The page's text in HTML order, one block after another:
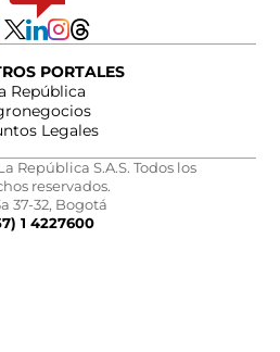
PORTALES
República
Legales
República S.A.S. Todos los
reservados.
37-32, Bogotá
1 4227600